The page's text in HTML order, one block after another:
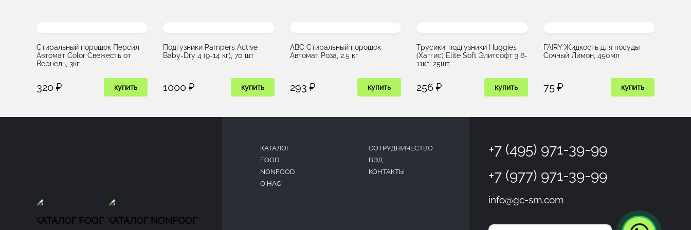
Стиральный порошок Персил
Автомат Color Свежесть от
Вернель, 3кг
320 ₽ купить
Подгузники Pampers Active
Baby-Dry 4 (9-14 кг), 70 шт
1000 ₽ купить
ABC Стиральный порошок
Автомат Роза, 2.5 кг
293 ₽ купить
Трусики-подгузники Huggies
(Хаггис) Elite Soft Элитсофт 3 6-
11кг, 25шт
256 ₽ купить
FAIRY Жидкость для посуды
Сочный Лимон, 450мл
75 ₽ купить
КАТАЛОГ FOOD КАТАЛОГ NONFOOD
КАТАЛОГ
CОТРУДНИЧЕСТВО
FOOD
ВЭД
NONFOOD
КОНТАКТЫ
О НАС
+7 (495) 971-39-99
+7 (977) 971-39-99
info@gc-sm.com